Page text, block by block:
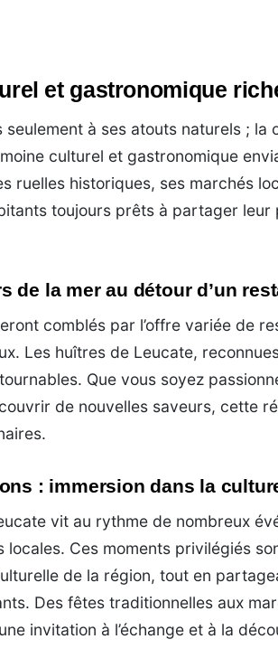
et gastronomique
à ses atouts naturels ; la
culturel et gastronomique
ruelles historiques, ses marchés
toujours prêts à partager leur
de la mer au détour d’un
comblés par l’offre variée de
Les huîtres de Leucate,
Que vous soyez
de nouvelles saveurs, cette
: immersion dans la
vit au rythme de nombreux
Ces moments privilégiés
de la région, tout en
Des fêtes traditionnelles aux
invitation à l’échange et à la